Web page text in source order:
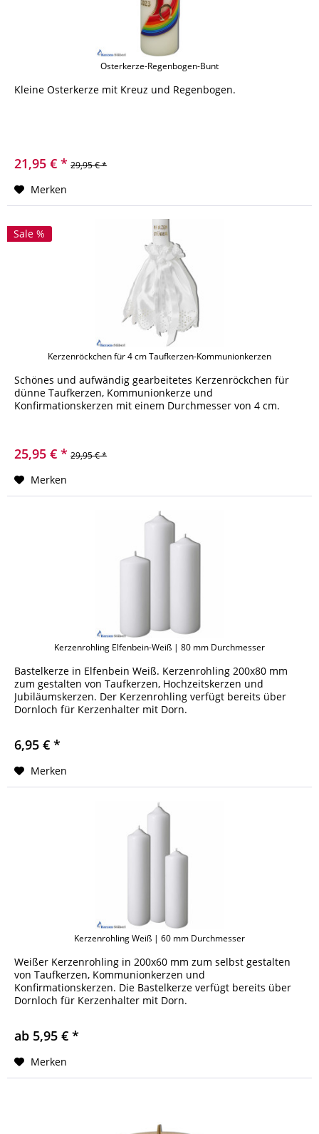
Osterkerze-Regenbogen-Bunt
Kleine Osterkerze mit Kreuz und Regenbogen.
21,95 € * 29,95 € *
Merken
Sale %
Kerzenröckchen für 4 cm Taufkerzen-Kommunionkerzen
Schönes und aufwändig gearbeitetes Kerzenröckchen für
dünne Taufkerzen, Kommunionkerze und
Konfirmationskerzen mit einem Durchmesser von 4 cm.
25,95 € * 29,95 € *
Merken
Kerzenrohling Elfenbein-Weiß | 80 mm Durchmesser
Bastelkerze in Elfenbein Weiß. Kerzenrohling 200x80 mm
zum gestalten von Taufkerzen, Hochzeitskerzen und
Jubiläumskerzen. Der Kerzenrohling verfügt bereits über
Dornloch für Kerzenhalter mit Dorn.
6,95 € *
Merken
Kerzenrohling Weiß | 60 mm Durchmesser
Weißer Kerzenrohling in 200x60 mm zum selbst gestalten
von Taufkerzen, Kommunionkerzen und
Konfirmationskerzen. Die Bastelkerze verfügt bereits über
Dornloch für Kerzenhalter mit Dorn.
ab 5,95 € *
Merken